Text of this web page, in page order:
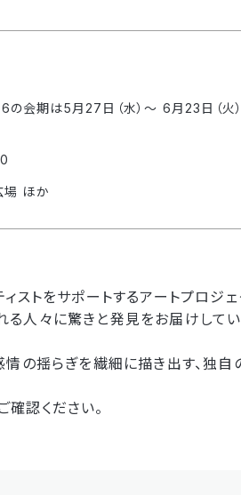
期は5月27日（水）〜 6月23日（火
場 ほか
ストをサポートするアートプロジ
人々に驚きと発見をお届けしてい
の揺らぎを繊細に描き出す、独自
認ください。